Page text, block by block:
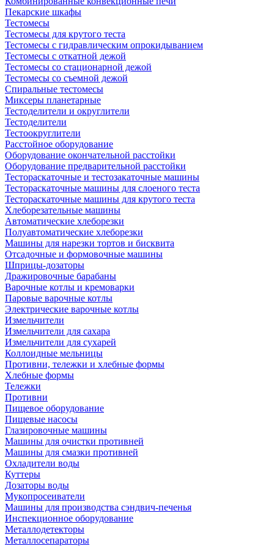
Пекарские шкафы
Тестомесы
Тестомесы для крутого теста
Тестомесы с гидравлическим опрокидыванием
Тестомесы с откатной дежой
Тестомесы со стационарной дежой
Тестомесы со съемной дежой
Спиральные тестомесы
Миксеры планетарные
Тестоделители и округлители
Тестоделители
Тестоокруглители
Расстойное оборудование
Оборудование окончательной расстойки
Оборудование предварительной расстойки
Тестораскаточные и тестозакаточные машины
Тестораскаточные машины для слоеного теста
Тестораскаточные машины для крутого теста
Хлеборезательные машины
Автоматические хлеборезки
Полуавтоматические хлеборезки
Машины для нарезки тортов и бисквита
Отсадочные и формовочные машины
Шприцы-дозаторы
Дражировочные барабаны
Варочные котлы и кремоварки
Паровые варочные котлы
Электрические варочные котлы
Измельчители
Измельчители для сахара
Измельчители для сухарей
Коллоидные мельницы
Противни, тележки и хлебные формы
Хлебные формы
Тележки
Противни
Пищевое оборудование
Пищевые насосы
Глазировочные машины
Машины для очистки противней
Машины для смазки противней
Охладители воды
Куттеры
Дозаторы воды
Мукопросеиватели
Машины для производства сэндвич-печенья
Инспекционное оборудование
Металлодетекторы
Металлосепараторы